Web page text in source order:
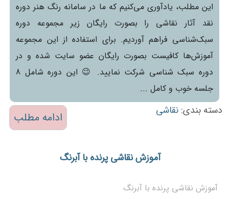
این مطلب، یادآوری می‌کنیم که ما در سامانه رنگ هنر دوره
نقد آثار نقاشی را بصورت رایگان زیر مجموعه دوره
سبک‌شناسی فراهم آوردیم. برای استفاده از این مجموعه
آموزش‌ها کافیست بصورت رایگان عضو سایت شده و در
دوره سبک شناسی شرکت نمایید. 😉 این دوره شامل 8
جلسه خوب و کامل ...
ادامه مطلب دسته بندی:نقاشی
آموزش نقاشی پرنده با آبرنگ
آموزش نقاشی پرنده با آبرنگ